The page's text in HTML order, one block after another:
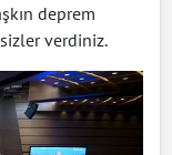
deprem
verdiniz.